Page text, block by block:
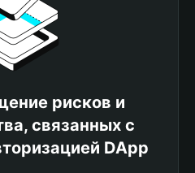
рисков и
связанных с
DApp